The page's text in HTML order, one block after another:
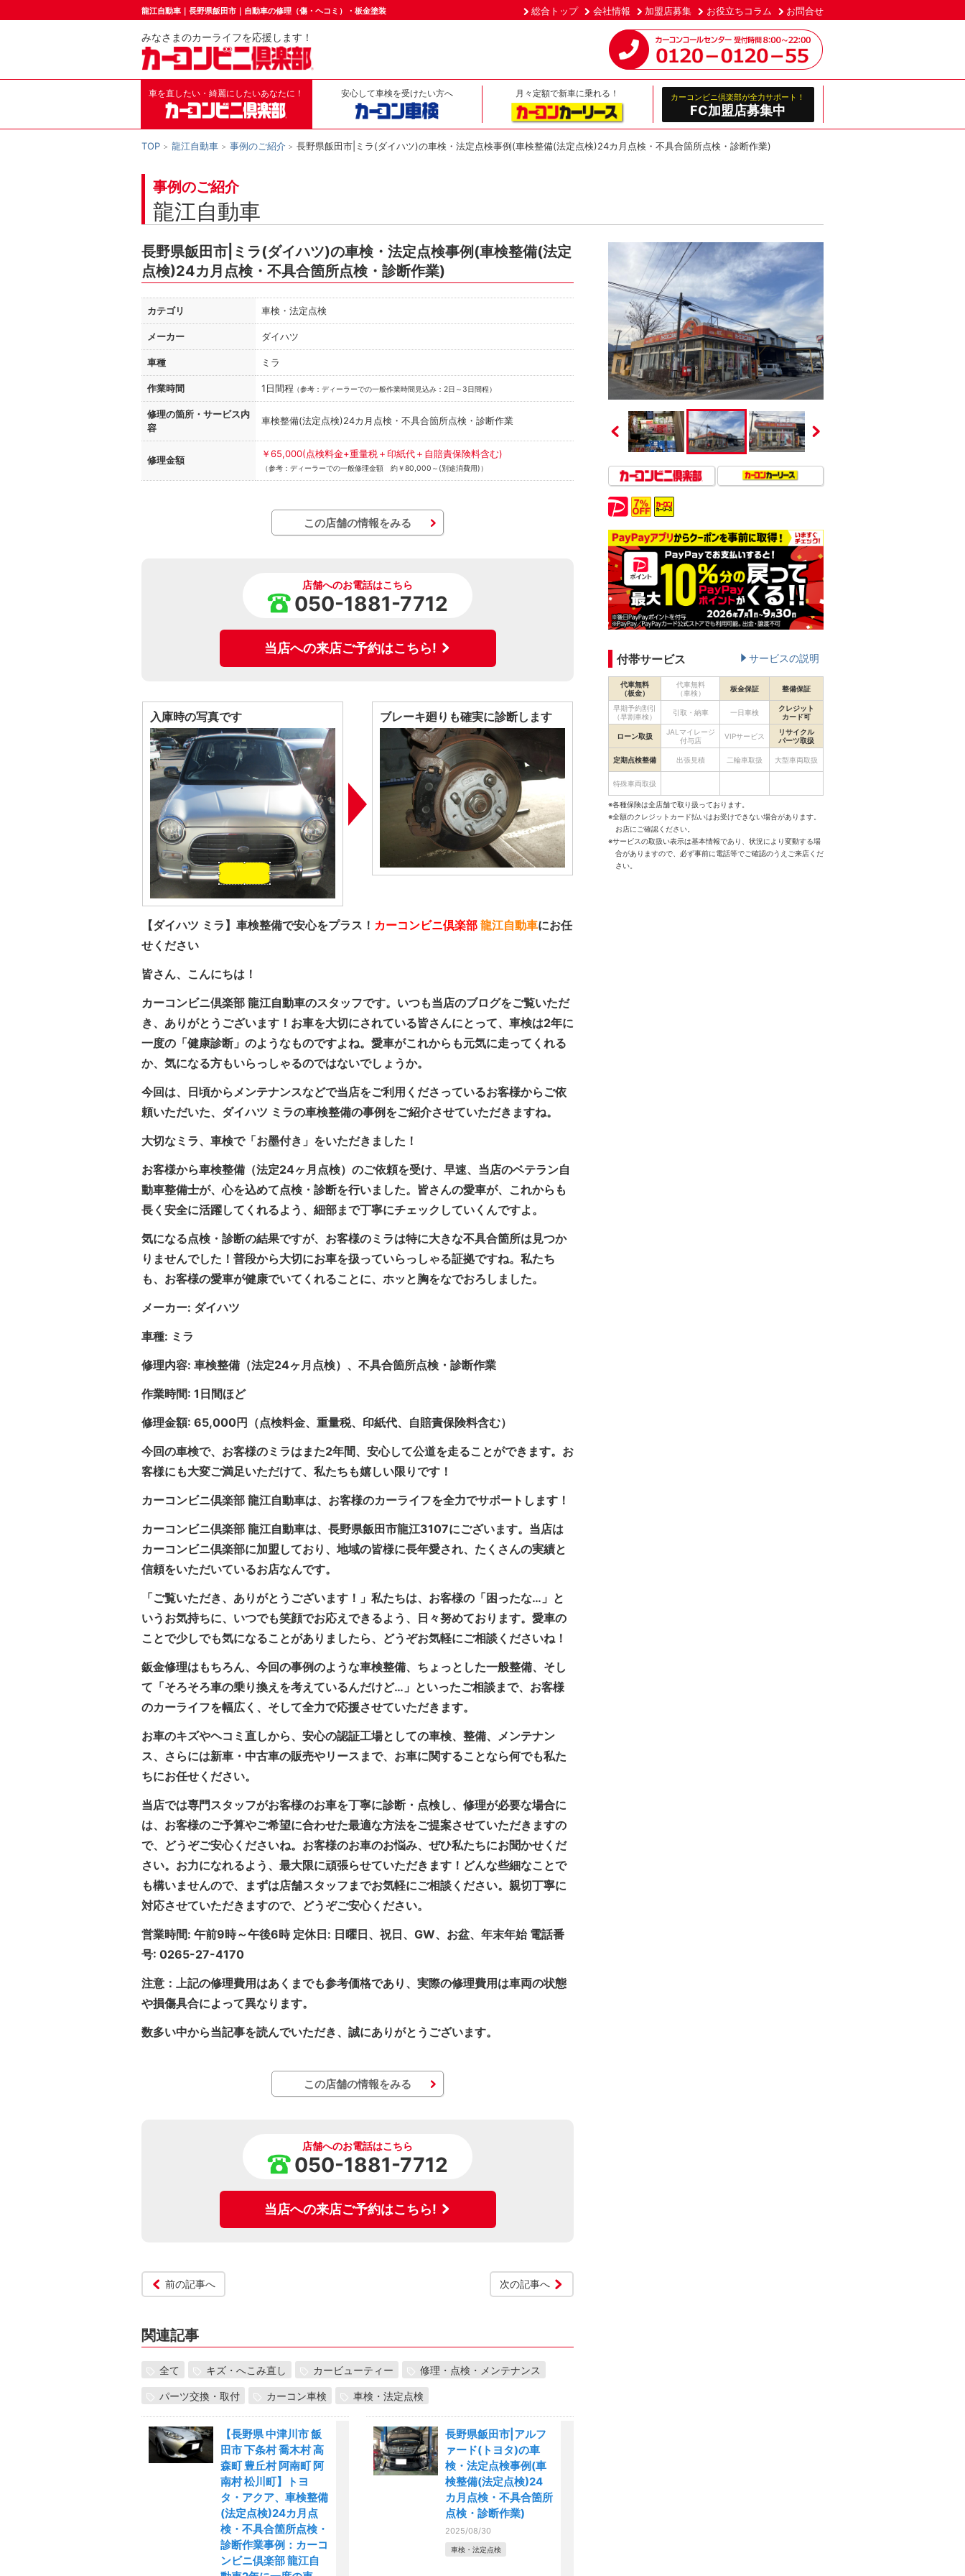
龍江自動車｜長野県飯田市｜自動車の修理（傷・ヘコミ）・板金塗装 総合トップ 会社情報 加盟店募集 お役立ちコラム お問合せ
みなさまのカーライフを応援します！
車を直したい・綺麗にしたいあなたに！ 安心して車検を受けたい方へ 月々定額で新車に乗れる！ カーコンビニ倶楽部が全力サポート！
FC加盟店募集中
TOP 龍江自動車 事例のご紹介 長野県飯田市|ミラ(ダイハツ)の車検・法定点検事例(車検整備(法定点検)24カ月点検・不具合箇所点検・診断作業)
事例のご紹介
龍江自動車
長野県飯田市|ミラ(ダイハツ)の車検・法定点検事例(車検整備(法定
点検)24カ月点検・不具合箇所点検・診断作業)
カテゴリ 車検・法定点検
メーカー ダイハツ
車種 ミラ
作業時間 1日間程（参考：ディーラーでの一般作業時間見込み：2日～3日間程）
修理の箇所・ サービス内
容
車検整備(法定点検)24カ月点検・不具合箇所点検・診断作業
修理金額
￥65,000(点検料金+重量税＋印紙代＋自賠責保険料含む)
（参考：ディーラーでの一般修理金額 約￥80,000～(別途消費用)）
この店舗の情報をみる
店舗へのお電話はこちら
050-1881-7712
当店への来店ご予約はこちら!
入庫時の写真です ブレーキ廻りも確実に診断します
【ダイハツ ミラ】車検整備で安心をプラス！ カーコンビニ倶楽部 龍江自動車にお任
せください
皆さん、こんにちは！
カーコンビニ倶楽部 龍江自動車のスタッフです。いつも当店のブログをご覧いただ
き、ありがとうございます！お車を大切にされている皆さんにとって、車検は2年に
一度の「健康診断」のようなものですよね。愛車がこれからも元気に走ってくれる
か、気になる方もいらっしゃるのではないでしょうか。
今回は、日頃からメンテナンスなどで当店をご利用くださっているお客様からご依
頼いただいた、ダイハツ ミラの車検整備の事例をご紹介させていただきますね。
大切なミラ、車検で「お墨付き」をいただきました！
お客様から車検整備（法定24ヶ月点検）のご依頼を受け、早速、当店のベテラン自
動車整備士が、心を込めて点検・診断を行いました。皆さんの愛車が、これからも
長く安全に活躍してくれるよう、細部まで丁寧にチェックしていくんですよ。
気になる点検・診断の結果ですが、お客様のミラは特に大きな不具合箇所は見つか
りませんでした！普段から大切にお車を扱っていらっしゃる証拠ですね。私たち
も、お客様の愛車が健康でいてくれることに、ホッと胸をなでおろしました。
メーカー: ダイハツ
車種: ミラ
修理内容: 車検整備（法定24ヶ月点検）、不具合箇所点検・診断作業
作業時間: 1日間ほど
修理金額: 65,000円（点検料金、重量税、印紙代、自賠責保険料含む）
今回の車検で、お客様のミラはまた2年間、安心して公道を走ることができます。お
客様にも大変ご満足いただけて、私たちも嬉しい限りです！
カーコンビニ倶楽部 龍江自動車は、お客様のカーライフを全力でサポートします！
カーコンビニ倶楽部 龍江自動車は、長野県飯田市龍江3107にございます。当店は
カーコンビニ倶楽部に加盟しており、地域の皆様に長年愛され、たくさんの実績と
信頼をいただいているお店なんです。
「ご覧いただき、ありがとうございます！」私たちは、お客様の「困ったな…」と
いうお気持ちに、いつでも笑顔でお応えできるよう、日々努めております。愛車の
ことで少しでも気になることがありましたら、どうぞお気軽にご相談くださいね！
鈑金修理はもちろん、今回の事例のような車検整備、ちょっとした一般整備、そし
て「そろそろ車の乗り換えを考えているんだけど…」といったご相談まで、お客様
のカーライフを幅広く、そして全力で応援させていただきます。
お車のキズやヘコミ直しから、安心の認証工場としての車検、整備、メンテナン
ス、さらには新車・中古車の販売やリースまで、お車に関することなら何でも私た
ちにお任せください。
当店では専門スタッフがお客様のお車を丁寧に診断・点検し、修理が必要な場合に
は、お客様のご予算やご希望に合わせた最適な方法をご提案させていただきますの
で、どうぞご安心くださいね。お客様のお車のお悩み、ぜひ私たちにお聞かせくだ
さい。お力になれるよう、最大限に頑張らせていただきます！どんな些細なことで
も構いませんので、まずは店舗スタッフまでお気軽にご相談ください。親切丁寧に
対応させていただきますので、どうぞご安心ください。
営業時間: 午前9時～午後6時 定休日: 日曜日、祝日、GW、お盆、年末年始 電話番
号: 0265-27-4170
注意：上記の修理費用はあくまでも参考価格であり、実際の修理費用は車両の状態
や損傷具合によって異なります。
数多い中から当記事を読んでいただき、誠にありがとうございます。
この店舗の情報をみる
店舗へのお電話はこちら
050-1881-7712
当店への来店ご予約はこちら!
前の記事へ 次の記事へ
関連記事
全て キズ・へこみ直し カービューティー 修理・点検・メンテナンス
パーツ交換・取付 カーコン車検 車検・法定点検
【長野県 中津川市 飯
田市 下条村 喬木村 高
森町 豊丘村 阿南町 阿
南村 松川町】トヨ
タ・アクア、車検整備
(法定点検)24カ月点
検・不具合箇所点検・
診断作業事例：カーコ
ンビニ倶楽部 龍江自
長野県飯田市|アルフ
ァード(トヨタ)の車
検・法定点検事例(車
検整備(法定点検)24
カ月点検・不具合箇所
点検・診断作業)
2025/08/30
車検・法定点検
付帯サービス サービスの説明
代車無料
（板金）
代車無料
（車検）
板金保証 整備保証
早期予約割引
（早割車検）
引取・納車 一日車検
クレジット
カード可
ローン取扱
JALマイレージ
付与店
VIPサービス
リサイクル
パーツ取扱
定期点検整備 出張見積 二輪車取扱 大型車両取扱
特殊車両取扱
※各種保険は全店舗で取り扱っております。
※全額のクレジットカード払いはお受けできない場合があります。
お店にご確認ください。
※サービスの取扱い表示は基本情報であり、状況により変動する場
合がありますので、必ず事前に電話等でご確認のうえご来店くだ
さい。